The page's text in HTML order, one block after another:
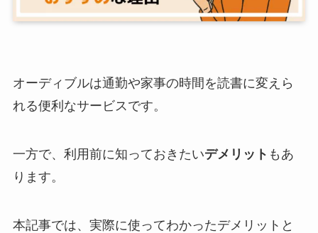
オーディブルは通勤や家事の時間を読書に変えら
れる便利なサービスです。
一方で、利用前に知っておきたいデメリット もあ
ります。
本記事では、実際に使ってわかったデメリットと